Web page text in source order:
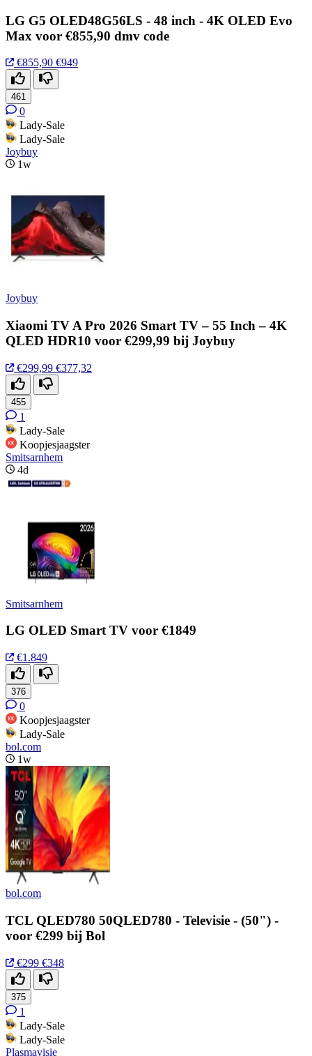
LG G5 OLED48G56LS - 48 inch - 4K OLED Evo
Max voor €855,90 dmv code
€855,90 €949
461
0
Lady-Sale
Lady-Sale
Joybuy
1w
Joybuy
Xiaomi TV A Pro 2026 Smart TV – 55 Inch – 4K
QLED HDR10 voor €299,99 bij Joybuy
€299,99 €377,32
455
1
Lady-Sale
Koopjesjaagster
Smitsarnhem
4d
Smitsarnhem
LG OLED Smart TV voor €1849
€1.849
376
0
Koopjesjaagster
Lady-Sale
bol.com
1w
bol.com
TCL QLED780 50QLED780 - Televisie - (50") -
voor €299 bij Bol
€299 €348
375
1
Lady-Sale
Lady-Sale
Plasmavisie